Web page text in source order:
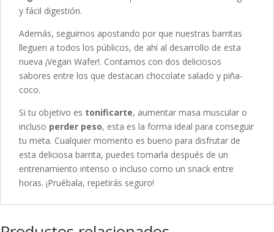
y fácil digestión.
Además, seguimos apostando por que nuestras barritas
lleguen a todos los públicos, de ahí al desarrollo de esta
nueva ¡Vegan Wafer!. Contamos con dos deliciosos
sabores entre los que destacan chocolate salado y piña-
coco.
Si tu objetivo es tonificarte, aumentar masa muscular o
incluso perder peso, esta es la forma ideal para conseguir
tu meta. Cualquier momento es bueno para disfrutar de
esta deliciosa barrita, puedes tomarla después de un
entrenamiento intenso o incluso como un snack entre
horas. ¡Pruébala, repetirás seguro!